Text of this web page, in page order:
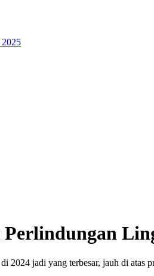
2025
2024 jadi yang terbesar, jauh di atas